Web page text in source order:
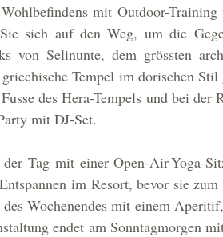
mit Outdoor-
sich auf den Weg, um die
von Selinunte, dem grössten
griechische Tempel im dorischen
des Hera-Tempels und bei
mit DJ-Set.
Tag mit einer Open-Air-Yoga-
im Resort, bevor sie
Wochenendes mit einem
endet am Sonntagmorgen